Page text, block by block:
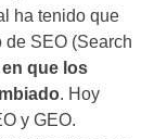
ha tenido que
de SEO (Search
en que los
. Hoy
y GEO.